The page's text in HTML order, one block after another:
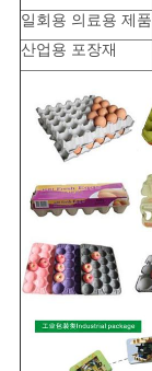
일회용 의료용 제품
산업용 포장재